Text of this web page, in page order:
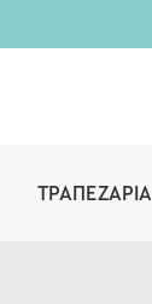
ΤΡΑΠΕΖΑΡΊΑ